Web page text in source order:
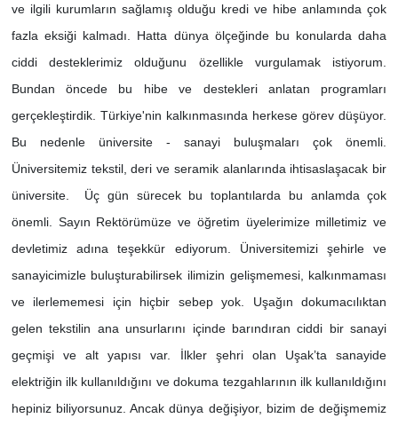
ve ilgili kurumların sağlamış olduğu kredi ve hibe anlamında çok
fazla eksiği kalmadı. Hatta dünya ölçeğinde bu konularda daha
ciddi desteklerimiz olduğunu özellikle vurgulamak istiyorum.
Bundan öncede bu hibe ve destekleri anlatan programları
gerçekleştirdik. Türkiye'nin kalkınmasında herkese görev düşüyor.
Bu nedenle üniversite - sanayi buluşmaları çok önemli.
Üniversitemiz tekstil, deri ve seramik alanlarında ihtisaslaşacak bir
üniversite. Üç gün sürecek bu toplantılarda bu anlamda çok
önemli. Sayın Rektörümüze ve öğretim üyelerimize milletimiz ve
devletimiz adına teşekkür ediyorum. Üniversitemizi şehirle ve
sanayicimizle buluşturabilirsek ilimizin gelişmemesi, kalkınmaması
ve ilerlememesi için hiçbir sebep yok. Uşağın dokumacılıktan
gelen tekstilin ana unsurlarını içinde barındıran ciddi bir sanayi
geçmişi ve alt yapısı var. İlkler şehri olan Uşak’ta sanayide
elektriğin ilk kullanıldığını ve dokuma tezgahlarının ilk kullanıldığını
hepiniz biliyorsunuz. Ancak dünya değişiyor, bizim de değişmemiz